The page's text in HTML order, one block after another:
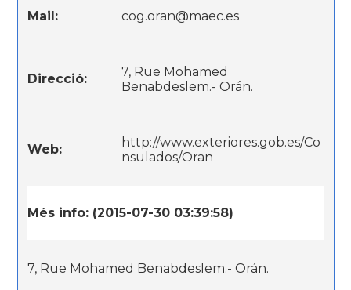
Mail: cog.oran@maec.es
Direcció:
7, Rue Mohamed
Benabdeslem.- Orán.
Web:
http://www.exteriores.gob.es/Co
nsulados/Oran
Més info: (2015-07-30 03:39:58)
7, Rue Mohamed Benabdeslem.- Orán.